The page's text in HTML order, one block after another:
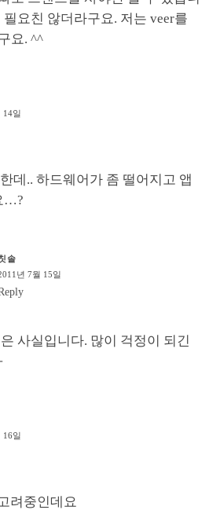
필요친 않더라구요. 저는 veer를
요. ^^
14일
데.. 하드웨어가 좀 떨어지고 앱
…?
솔
년 7월 15일
사실입니다. 많이 걱정이 되긴
16일
려중인데요